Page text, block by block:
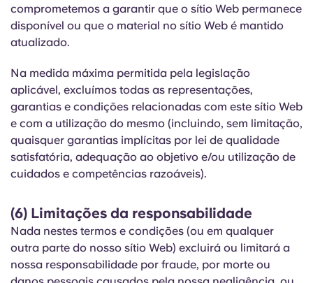
comprometemos a garantir que o sítio Web permanece
disponível ou que o material no sítio Web é mantido
atualizado.
Na medida máxima permitida pela legislação
aplicável, excluímos todas as representações,
garantias e condições relacionadas com este sítio Web
e com a utilização do mesmo (incluindo, sem limitação,
quaisquer garantias implícitas por lei de qualidade
satisfatória, adequação ao objetivo e/ou utilização de
cuidados e competências razoáveis).
(6) Limitações da responsabilidade
Nada nestes termos e condições (ou em qualquer
outra parte do nosso sítio Web) excluirá ou limitará a
nossa responsabilidade por fraude, por morte ou